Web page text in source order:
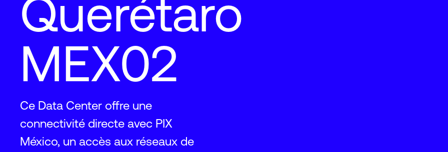
Querétaro
MEX02
Ce Data Center offre une
connectivité directe avec PIX
México, un accès aux réseaux de